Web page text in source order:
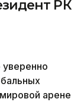
РК
арене